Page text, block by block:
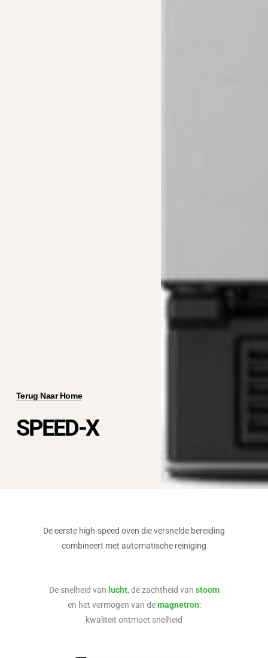
Terug Naar Home
SPEED-X
De eerste high-speed oven die versnelde bereiding
combineert met automatische reiniging
De snelheid van lucht, de zachtheid van stoom
en het vermogen van demagnetron:
kwaliteit ontmoet snelheid